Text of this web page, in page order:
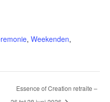
, Weekenden,
Essence of Creation retraite –